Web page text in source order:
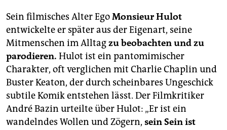
verlag
veranstaltungen
shop
fragen & hilfe
unterstützen
abo
Sein filmisches Alter EgoMonsieur Hulot
entwickelte er später aus der Eigenart, seine
Mitmenschen im Alltagzu beobachten und zu
parodieren. Hulot ist ein pantomimischer
Charakter, oft verglichen mit Charlie Chaplin und
Buster Keaton, der durch scheinbares Ungeschick
subtile Komik entstehen lässt. Der Filmkritiker
André Bazin urteilte über Hulot: „Er ist ein
wandelndes Wollen und Zögern, sein Sein ist